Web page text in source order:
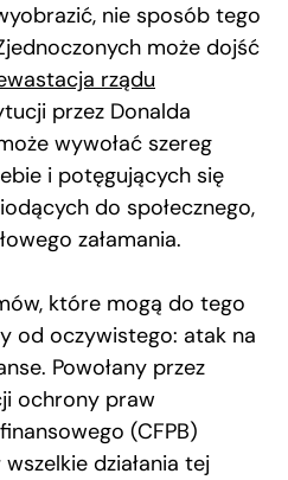
nie sposób tego
może dojść
rządu
przez Donalda
wywołać szereg
i potęgujących się
do społecznego,
załamania.
które mogą do tego
od oczywistego: atak na
Powołany przez
ochrony praw
(CFPB)
działania tej